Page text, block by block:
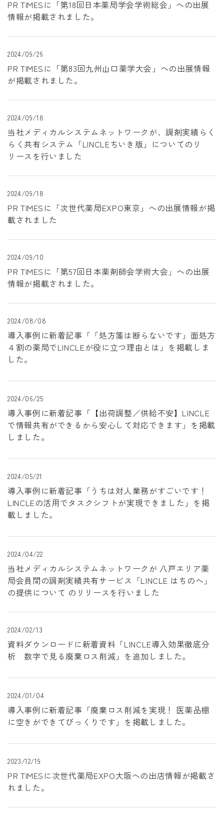
PR TIMESに「第18回日本薬局学会学術総会」への出展
情報が掲載されました。
2024/09/26
PR TIMESに「第83回九州山口薬学大会」への出展情報
が掲載されました。
2024/09/18
当社メディカルシステムネットワークが、調剤実績らく
らく共有システム「LINCLEちいき版」についてのリ
リースを行いました
2024/09/18
PR TIMESに「次世代薬局EXPO東京」への出展情報が掲
載されました
2024/09/10
PR TIMESに「第57回日本薬剤師会学術大会」への出展
情報が掲載されました。
2024/08/08
導入事例に新着記事「「処方箋は断らないです」面処方
４割の薬局でLINCLEが役に立つ理由とは」を掲載しま
した。
2024/06/25
導入事例に新着記事「【出荷調整／供給不安】LINCLE
で情報共有ができるから安心して対応できます」を掲載
しました。
2024/05/21
導入事例に新着記事「うちは対人業務がすごいです！
LINCLEの活用でタスクシフトが実現できました」を掲
載しました。
2024/04/22
当社メディカルシステムネットワークが 八戸エリア薬
局会員間の調剤実績共有サービス「LINCLE はちのへ」
の提供について のリリースを行いました
2024/02/13
資料ダウンロードに新着資料「LINCLE導入効果徹底分
析 数字で見る廃棄ロス削減」を追加しました。
2024/01/04
導入事例に新着記事「廃棄ロス削減を実現！ 医薬品棚
に空きができてびっくりです」を掲載しました。
2023/12/19
PR TIMESに次世代薬局EXPO大阪への出店情報が掲載さ
れました。